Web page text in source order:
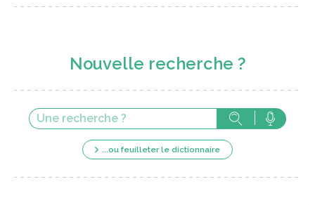
Nouvelle recherche ?
...ou feuilleter le dictionnaire